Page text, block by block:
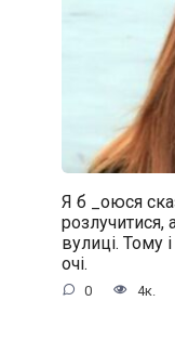
Я б _oюся
розлучитися,
вулиці. Тому
очі.
0 4к.